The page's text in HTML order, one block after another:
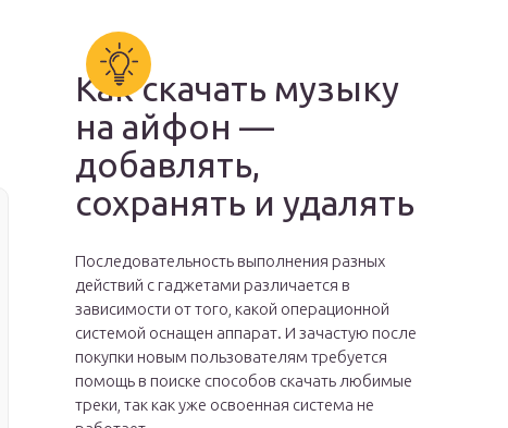
Как скачать музыку
на айфон —
добавлять,
сохранять и удалять
Последовательность выполнения разных
действий с гаджетами различается в
зависимости от того, какой операционной
системой оснащен аппарат. И зачастую после
покупки новым пользователям требуется
помощь в поиске способов скачать любимые
треки, так как уже освоенная система не